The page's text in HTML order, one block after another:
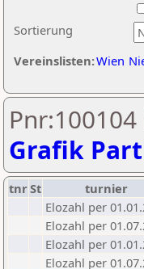
Sortierung
Vereinslisten:Wien
Grafik
tnrSt turnier
Elozahl per
Elozahl per
Elozahl per
Elozahl per